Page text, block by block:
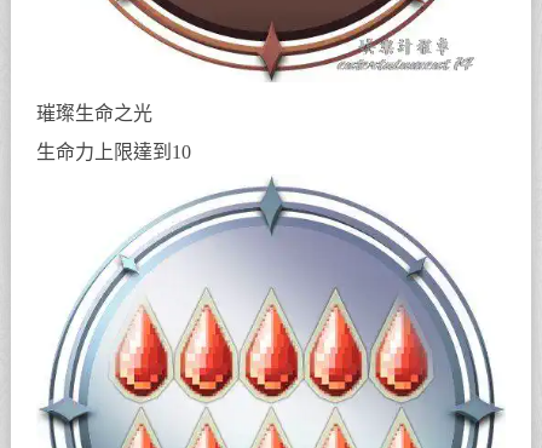
璀璨生命之光
生命力上限達到10